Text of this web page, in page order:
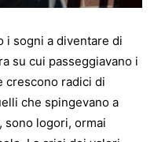
i sogni a diventare di
su cui passeggiavano i
crescono radici di
che spingevano a
sono logori, ormai